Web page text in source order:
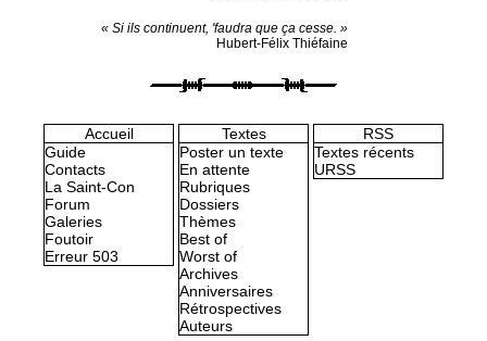
« Si ils continuent, 'faudra que ça cesse. »
Hubert-Félix Thiéfaine
Accueil
Guide
Contacts
La Saint-Con
Forum
Galeries
Foutoir
Erreur 503
Textes
Poster un texte
En attente
Rubriques
Dossiers
Thèmes
Best of
Worst of
Archives
Anniversaires
Rétrospectives
Auteurs
RSS
Textes récents
URSS